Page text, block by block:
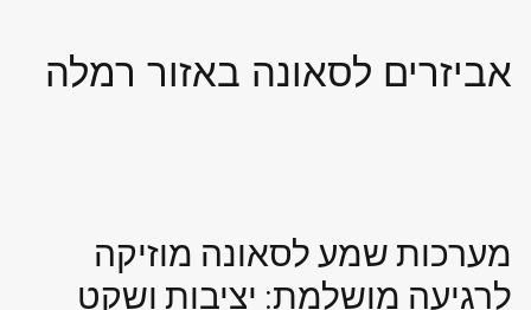
אביזרים לסאונה באזור רמלה
מערכות שמע לסאונה מוזיקה
לרגיעה מושלמת: יציבות ושקט